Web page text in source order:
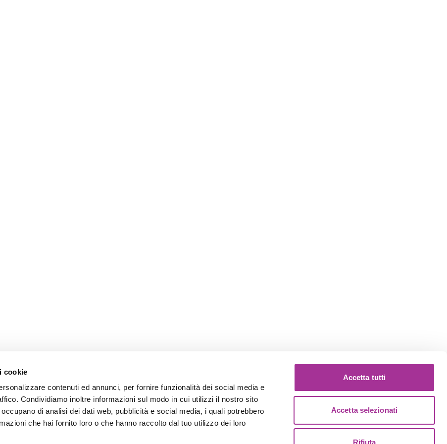
cookie
contenuti ed annunci, per fornire funzionalità dei social media e
Condividiamo inoltre informazioni sul modo in cui utilizzi il nostro sito
di analisi dei dati web, pubblicità e social media, i quali potrebbero
che hai fornito loro o che hanno raccolto dal tuo utilizzo dei loro
Accetta tutti
Accetta selezionati
Rifiuta